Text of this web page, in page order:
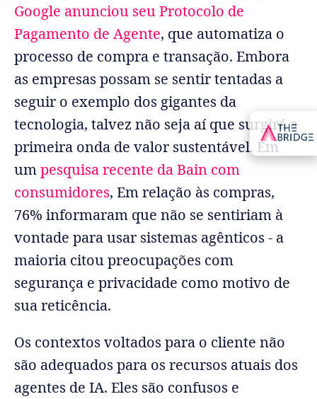
Google anunciou seu Protocolo de
Pagamento de Agente, que automatiza o
processo de compra e transação. Embora
as empresas possam se sentir tentadas a
seguir o exemplo dos gigantes da
tecnologia, talvez não seja aí que surgirá a
primeira onda de valor sustentável. Em
umpesquisa recente da Bain com
consumidores, Em relação às compras,
76% informaram que não se sentiriam à
vontade para usar sistemas agênticos - a
maioria citou preocupações com
segurança e privacidade como motivo de
sua reticência.
Os contextos voltados para o cliente não
são adequados para os recursos atuais dos
agentes de IA. Eles são confusos e